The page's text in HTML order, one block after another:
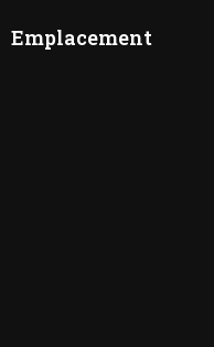
Emplacement